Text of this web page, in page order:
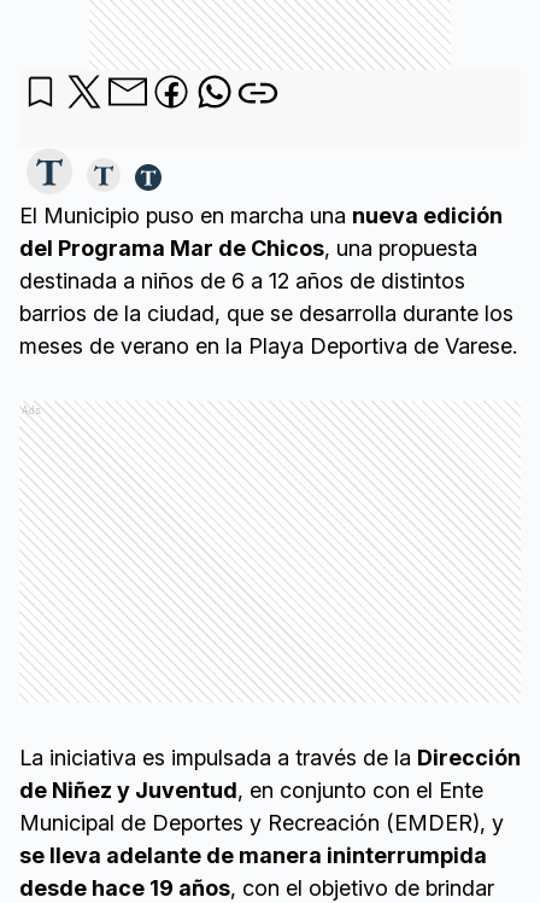
El Municipio puso en marcha una nueva edición
del Programa Mar de Chicos, una propuesta
destinada a niños de 6 a 12 años de distintos
barrios de la ciudad, que se desarrolla durante los
meses de verano en la Playa Deportiva de Varese.
Ads
La iniciativa es impulsada a través de la Dirección
de Niñez y Juventud, en conjunto con el Ente
Municipal de Deportes y Recreación (EMDER), y
se lleva adelante de manera ininterrumpida
desde hace 19 años, con el objetivo de brindar